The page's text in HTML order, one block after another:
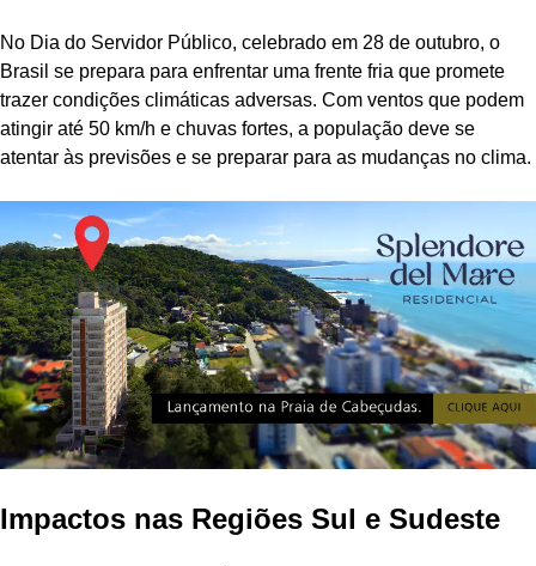
No Dia do Servidor Público, celebrado em 28 de outubro, o
Brasil se prepara para enfrentar uma frente fria que promete
trazer condições climáticas adversas. Com ventos que podem
atingir até 50 km/h e chuvas fortes, a população deve se
atentar às previsões e se preparar para as mudanças no clima.
Impactos nas Regiões Sul e Sudeste